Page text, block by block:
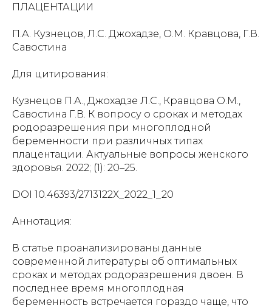
ПЛАЦЕНТАЦИИ
П.А. Кузнецов, Л.С. Джохадзе, О.М. Кравцова, Г.В.
Савостина
Для цитирования:
Кузнецов П.А., Джохадзе Л.С., Кравцова О.М.,
Савостина Г.В. К вопросу о сроках и методах
родоразрешения при многоплодной
беременности при различных типах
плацентации. Актуальные вопросы женского
здоровья. 2022; (1): 20–25.
DOI 10.46393/2713122Х_2022_1_20
Аннотация:
В статье проанализированы данные
современной литературы об оптимальных
сроках и методах родоразрешения двоен. В
последнее время многоплодная
беременность встречается гораздо чаще, что